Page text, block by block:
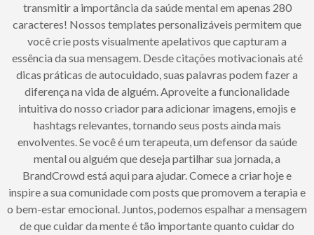
transmitir a importância da saúde mental em apenas 280
caracteres! Nossos templates personalizáveis permitem que
você crie posts visualmente apelativos que capturam a
essência da sua mensagem. Desde citações motivacionais até
dicas práticas de autocuidado, suas palavras podem fazer a
diferença na vida de alguém. Aproveite a funcionalidade
intuitiva do nosso criador para adicionar imagens, emojis e
hashtags relevantes, tornando seus posts ainda mais
envolventes. Se você é um terapeuta, um defensor da saúde
mental ou alguém que deseja partilhar sua jornada, a
BrandCrowd está aqui para ajudar. Comece a criar hoje e
inspire a sua comunidade com posts que promovem a terapia e
o bem-estar emocional. Juntos, podemos espalhar a mensagem
de que cuidar da mente é tão importante quanto cuidar do